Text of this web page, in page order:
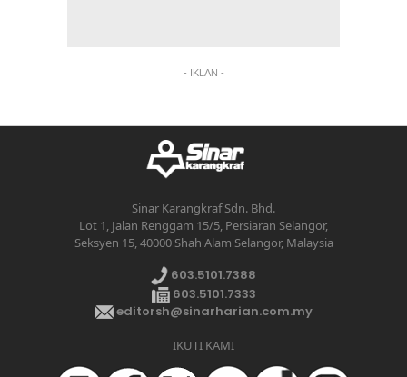
- IKLAN -
Sinar Karangkraf Sdn. Bhd.
Lot 1, Jalan Renggam 15/5, Persiaran Selangor,
Seksyen 15, 40000 Shah Alam Selangor, Malaysia
603.5101.7388
603.5101.7333
editorsh@sinarharian.com.my
IKUTI KAMI